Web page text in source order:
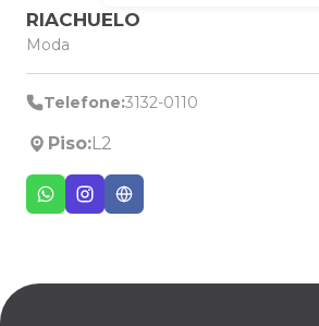
RIACHUELO
Moda
Telefone:3132-0110
Piso:L2